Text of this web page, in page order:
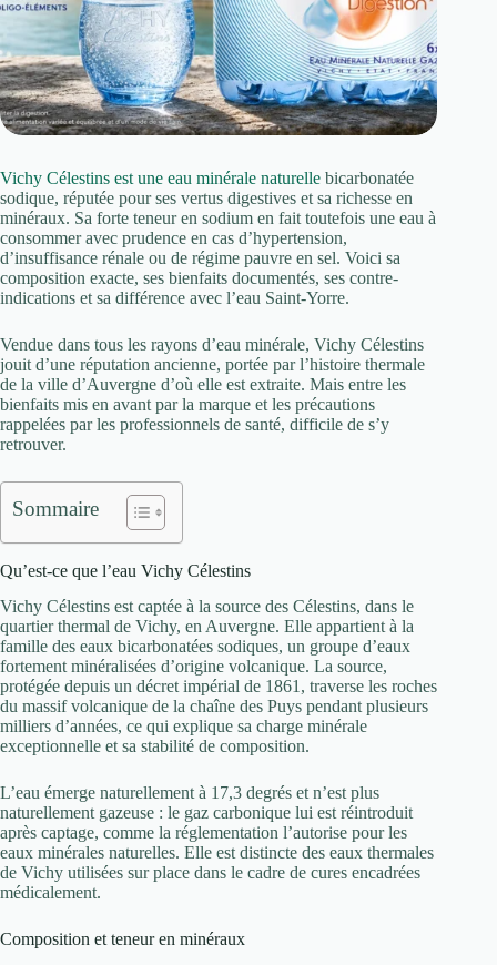
Vichy Célestins est une eau minérale naturelle bicarbonatée
sodique, réputée pour ses vertus digestives et sa richesse en
minéraux. Sa forte teneur en sodium en fait toutefois une eau à
consommer avec prudence en cas d’hypertension,
d’insuffisance rénale ou de régime pauvre en sel. Voici sa
composition exacte, ses bienfaits documentés, ses contre-
indications et sa différence avec l’eau Saint-Yorre.
Vendue dans tous les rayons d’eau minérale, Vichy Célestins
jouit d’une réputation ancienne, portée par l’histoire thermale
de la ville d’Auvergne d’où elle est extraite. Mais entre les
bienfaits mis en avant par la marque et les précautions
rappelées par les professionnels de santé, difficile de s’y
retrouver.
Sommaire
Qu’est-ce que l’eau Vichy Célestins
Vichy Célestins est captée à la source des Célestins, dans le
quartier thermal de Vichy, en Auvergne. Elle appartient à la
famille des eaux bicarbonatées sodiques, un groupe d’eaux
fortement minéralisées d’origine volcanique. La source,
protégée depuis un décret impérial de 1861, traverse les roches
du massif volcanique de la chaîne des Puys pendant plusieurs
milliers d’années, ce qui explique sa charge minérale
exceptionnelle et sa stabilité de composition.
L’eau émerge naturellement à 17,3 degrés et n’est plus
naturellement gazeuse : le gaz carbonique lui est réintroduit
après captage, comme la réglementation l’autorise pour les
eaux minérales naturelles. Elle est distincte des eaux thermales
de Vichy utilisées sur place dans le cadre de cures encadrées
médicalement.
Composition et teneur en minéraux